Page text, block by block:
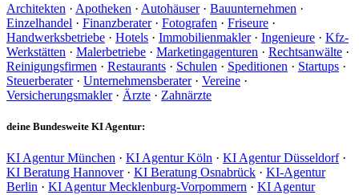
Architekten · Apotheken · Autohäuser· Bauunternehmen ·
Einzelhandel · Finanzberater· Fotografen · Friseure ·
Handwerksbetriebe · Hotels · Immobilienmakler· Ingenieure · Kfz-
Werkstätten · Malerbetriebe · Marketingagenturen · Rechtsanwälte ·
Reinigungsfirmen · Restaurants · Schulen · Speditionen · Startups ·
Steuerberater· Unternehmensberater· Vereine ·
Versicherungsmakler· Ärzte · Zahnärzte
deine Bundesweite KI Agentur:
KI Agentur München · KI Agentur Köln · KI Agentur Düsseldorf·
KI Beratung Hannover· KI Beratung Osnabrück · KI-Agentur
Berlin · KI Agentur Mecklenburg-Vorpommern · KI Agentur